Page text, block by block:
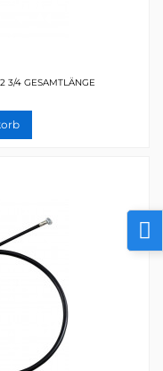
3/4 GESAMTLÄNGE